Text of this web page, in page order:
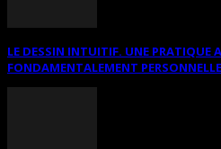
LE DESSIN INTUITIF. UNE PRATIQUE
FONDAMENTALEMENT PERSONNELLE